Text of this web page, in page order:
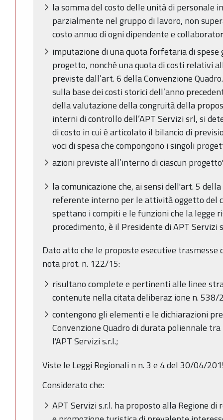
la somma del costo delle unità di personale
parzialmente nel gruppo di lavoro, non
costo annuo di ogni dipendente e
imputazione di una quota forfetaria di
progetto, nonché una quota di costi relativi
previste dall’art. 6 della Convenzione
sulla base dei costi storici dell’anno
della valutazione della congruità della
interni di controllo dell’APT Servizi srl, si
di costo in cui è articolato il bilancio di
voci di spesa che compongono i singoli
azioni previste all’interno di ciascun
la comunicazione che, ai sensi dell'art. 5
referente interno per le attività oggetto del
spettano i compiti e le funzioni che la legge
procedimento, è il Presidente di APT Servizi
Dato atto che le proposte esecutive trasmesse
nota prot. n. 122/15:
risultano complete e pertinenti alle linee
contenute nella citata deliberaz ione n. 538/
contengono gli elementi e le dichiarazioni
Convenzione Quadro di durata poliennale
l'APT Servizi s.r.l.;
Viste le Leggi Regionali n n. 3 e 4 del 30/04/
Considerato che:
APT Servizi s.r.l. ha proposto alla Regione